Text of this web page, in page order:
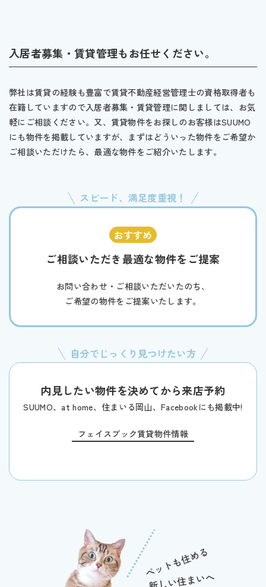
入居者募集・賃貸管理もお任せください。
弊社は賃貸の経験も豊富で賃貸不動産経営管理士の資格取得者も
在籍していますので入居者募集・賃貸管理に関しましては、お気
軽にご相談ください。又、賃貸物件をお探しのお客様はSUUMO
にも物件を掲載していますが、まずはどういった物件をご希望か
ご相談いただけたら、最適な物件をご紹介いたします。
スピード、満足度重視！
ご相談いただき最適な物件をご提案
お問い合わせ・ご相談いただいたのち、
ご希望の物件をご提案いたします。
自分でじっくり見つけたい方
内見したい物件を決めてから来店予約
SUUMO、at home、住まいる岡山、Facebookにも掲載中!
フェイスブック賃貸物件情報